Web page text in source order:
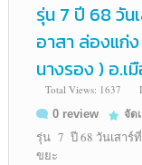
รุ่น 7 ปี 68 วัน
อาสา ล่องแก่
นางรอง ) อ.เ
Total Views: 1637
0 review
จัด
รุ่น 7 ปี 68 วันเสาร์
ขยะ